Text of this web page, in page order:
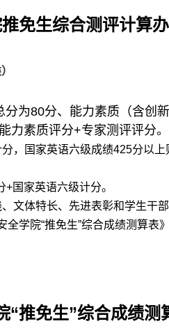
免生综合测评计算
分为80分、能力素质（含创
能力素质评分+专家测评评分。
，国家英语六级成绩425分以上
+国家英语六级计分。
文体特长、先进表彰和学生干
全学院“推免生”综合成绩测算表
“推免生”综合成绩测